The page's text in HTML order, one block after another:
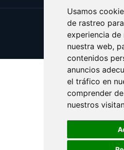
Usamos
de rastreo
experiencia de
nuestra web,
contenidos
anuncios
el tráfico en
comprender
nuestros
Update cookies
Copyright © 2025